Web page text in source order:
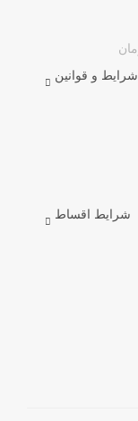
شرایط و قوانین
شرایط اقساط